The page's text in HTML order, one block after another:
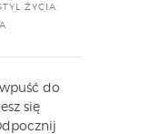
ŻYCIA
do
się